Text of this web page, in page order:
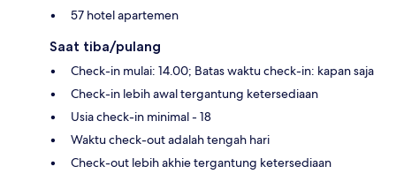
57 hotel apartemen
Saat tiba/pulang
Check-in mulai: 14.00; Batas waktu check-in: kapan saja
Check-in lebih awal tergantung ketersediaan
Usia check-in minimal - 18
Waktu check-out adalah tengah hari
Check-out lebih akhie tergantung ketersediaan